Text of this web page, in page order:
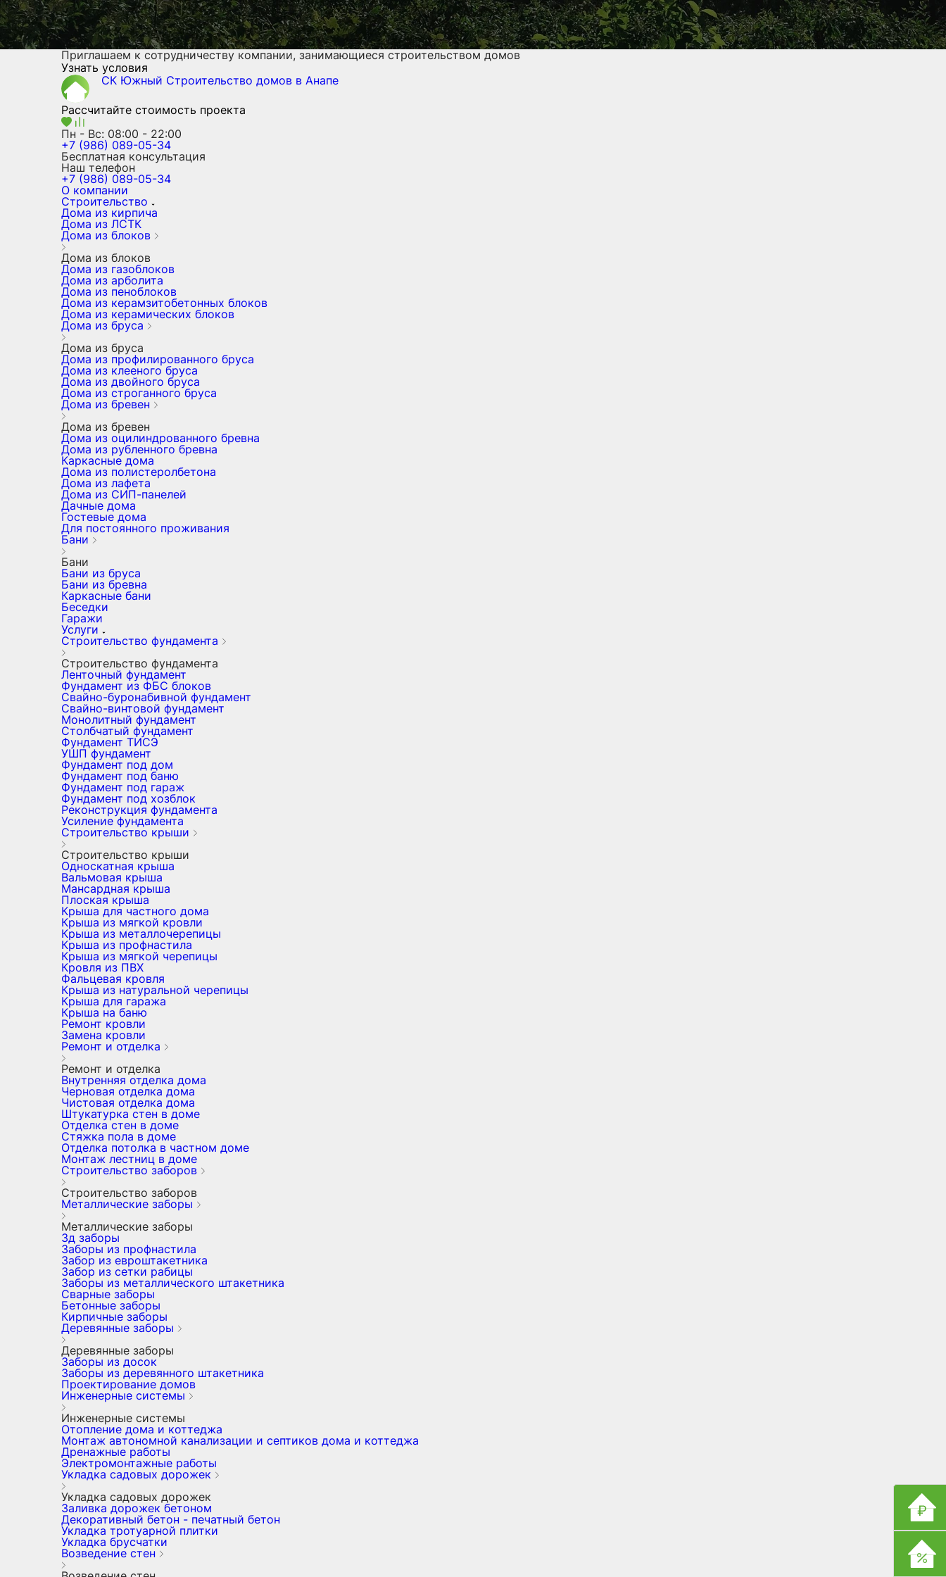
Приглашаем к сотрудничеству компании, занимающиеся строительством домов
Узнать условия
СК Южный Строительство домов в Анапе
Рассчитайте стоимость проекта
Пн - Вс: 08:00 - 22:00
+7 (986) 089-05-34
Бесплатная консультация
Наш телефон
+7 (986) 089-05-34
О компании
Строительство
Дома из кирпича
Дома из ЛСТК
Дома из блоков
Дома из блоков
Дома из газоблоков
Дома из арболита
Дома из пеноблоков
Дома из керамзитобетонных блоков
Дома из керамических блоков
Дома из бруса
Дома из бруса
Дома из профилированного бруса
Дома из клееного бруса
Дома из двойного бруса
Дома из строганного бруса
Дома из бревен
Дома из бревен
Дома из оцилиндрованного бревна
Дома из рубленного бревна
Каркасные дома
Дома из полистеролбетона
Дома из лафета
Дома из СИП-панелей
Дачные дома
Гостевые дома
Для постоянного проживания
Бани
Бани
Бани из бруса
Бани из бревна
Каркасные бани
Беседки
Гаражи
Услуги
Строительство фундамента
Строительство фундамента
Ленточный фундамент
Фундамент из ФБС блоков
Свайно-буронабивной фундамент
Свайно-винтовой фундамент
Монолитный фундамент
Столбчатый фундамент
Фундамент ТИСЭ
УШП фундамент
Фундамент под дом
Фундамент под баню
Фундамент под гараж
Фундамент под хозблок
Реконструкция фундамента
Усиление фундамента
Строительство крыши
Строительство крыши
Односкатная крыша
Вальмовая крыша
Мансардная крыша
Плоская крыша
Крыша для частного дома
Крыша из мягкой кровли
Крыша из металлочерепицы
Крыша из профнастила
Крыша из мягкой черепицы
Кровля из ПВХ
Фальцевая кровля
Крыша из натуральной черепицы
Крыша для гаража
Крыша на баню
Ремонт кровли
Замена кровли
Ремонт и отделка
Ремонт и отделка
Внутренняя отделка дома
Черновая отделка дома
Чистовая отделка дома
Штукатурка стен в доме
Отделка стен в доме
Стяжка пола в доме
Отделка потолка в частном доме
Монтаж лестниц в доме
Строительство заборов
Строительство заборов
Металлические заборы
Металлические заборы
3д заборы
Заборы из профнастила
Забор из евроштакетника
Забор из сетки рабицы
Заборы из металлического штакетника
Сварные заборы
Бетонные заборы
Кирпичные заборы
Деревянные заборы
Деревянные заборы
Заборы из досок
Заборы из деревянного штакетника
Проектирование домов
Инженерные системы
Инженерные системы
Отопление дома и коттеджа
Монтаж автономной канализации и септиков дома и коттеджа
Дренажные работы
Электромонтажные работы
Укладка садовых дорожек
Укладка садовых дорожек
Заливка дорожек бетоном
Декоративный бетон - печатный бетон
Укладка тротуарной плитки
Укладка брусчатки
Возведение стен